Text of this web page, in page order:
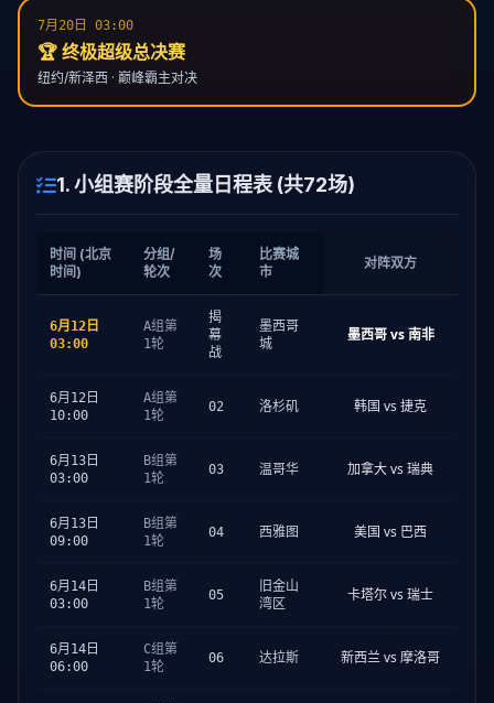
7月20日 03:00
🏆 终极超级总决赛
纽约/新泽西 · 巅峰霸主对决
1. 小组赛阶段全量日程表 (共72场)
时间 (北京
时间)
分组/
轮次
场
次
比赛城
市
对阵双方
6月12日
03:00
A组第
1轮
揭
幕
战
墨西哥
城
墨西哥 vs 南非
6月12日
10:00
A组第
1轮
02 洛杉矶 韩国 vs 捷克
6月13日
03:00
B组第
1轮
03 温哥华 加拿大 vs 瑞典
6月13日
09:00
B组第
1轮
04 西雅图 美国 vs 巴西
6月14日
03:00
B组第
1轮
05
旧金山
湾区
卡塔尔 vs 瑞士
6月14日
06:00
C组第
1轮
06 达拉斯 新西兰 vs 摩洛哥